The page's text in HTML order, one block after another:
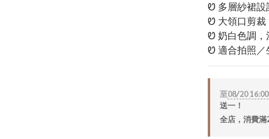
Ꮼ 多層紗裙設
Ꮼ 大領口剪裁
Ꮼ 奶白色調，
Ꮼ 適合拍照／
至08/20 16:00
送一！
全店，消費滿